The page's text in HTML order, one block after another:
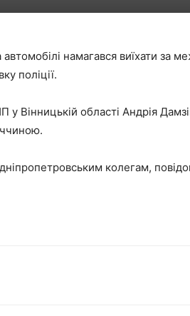
намагався виїхати за
поліції.
Вінницькій області Андрія
колегам,